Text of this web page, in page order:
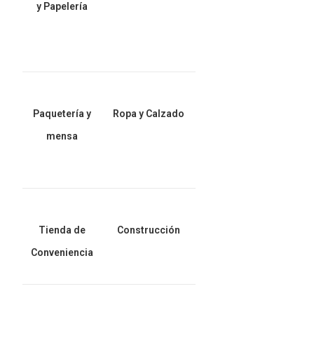
y Papelería
Paquetería y
mensa
Ropa y Calzado
Tienda de
Conveniencia
Construcción